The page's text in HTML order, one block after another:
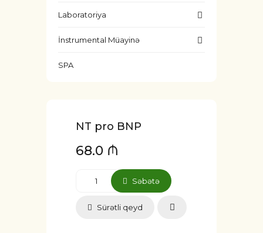
Laboratoriya
İnstrumental Müayinə
SPA
NT pro BNP
68.0 ₼
Səbətə
Sürətli qeyd